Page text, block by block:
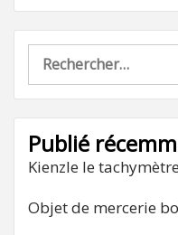
Rechercher :
Publié
Kienzle le
Objet de mercerie